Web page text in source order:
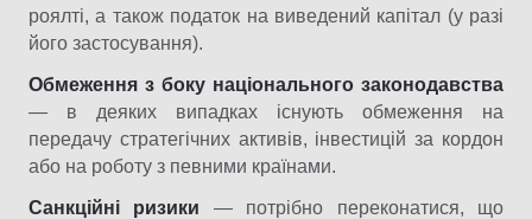
роялті, а також податок на виведений капітал (у разі
його застосування).
Обмеження з боку національного законодавства
— в деяких випадках існують обмеження на
передачу стратегічних активів, інвестицій за кордон
або на роботу з певними країнами.
Санкційні ризики — потрібно переконатися, що